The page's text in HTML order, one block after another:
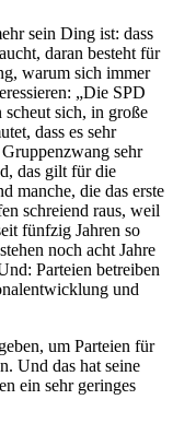
sein Ding ist: dass
daran besteht für
warum sich immer
„Die SPD
sich, in große
dass es sehr
sehr
das gilt für die
manche, die das erste
schreiend raus, weil
fünfzig Jahren so
noch acht Jahre
Parteien betreiben
und
um Parteien für
Und das hat seine
ein sehr geringes